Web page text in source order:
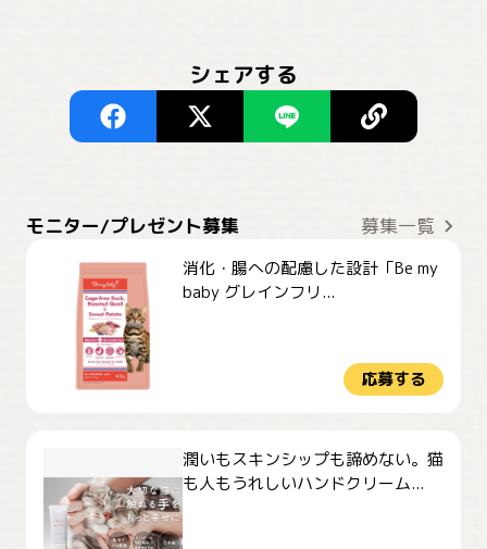
シェアする
モニター/プレゼント募集 募集一覧
消化・腸への配慮した設計「Be my
baby グレインフリ...
応募する
潤いもスキンシップも諦めない。猫
も人もうれしいハンドクリーム...